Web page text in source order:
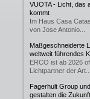
VUOTA - Licht, das
kommt
Im Haus Casa
von Jose Antonio...
Maßgeschneiderte
weltweit führendes
ERCO ist ab 2026
Lichtpartner der Art...
Fagerhult Group
gestalten die